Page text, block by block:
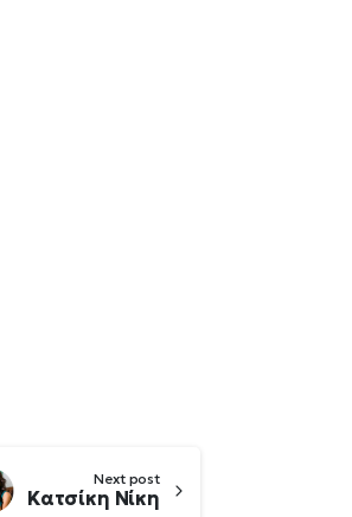
Next post
Κατσίκη Νίκη